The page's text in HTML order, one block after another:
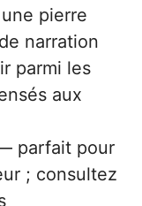
pierre
narration
parmi les
aux
parfait pour
; consultez